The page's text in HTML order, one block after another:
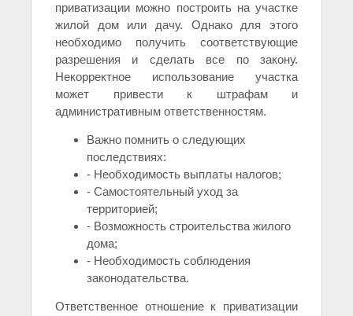
приватизации можно построить на участке
жилой дом или дачу. Однако для этого
необходимо получить соответствующие
разрешения и сделать все по закону.
Некорректное использование участка
может привести к штрафам и
административным ответственностям.
Важно помнить о следующих
последствиях:
- Необходимость выплаты налогов;
- Самостоятельный уход за
территорией;
- Возможность строительства жилого
дома;
- Необходимость соблюдения
законодательства.
Ответственное отношение к приватизации